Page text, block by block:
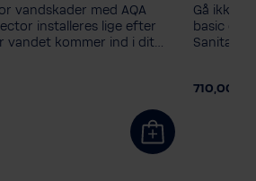
vandskader med AQA
installeres lige efter
vandet kommer ind i dit
Gå ikke
basic
Sanitabs
710,00